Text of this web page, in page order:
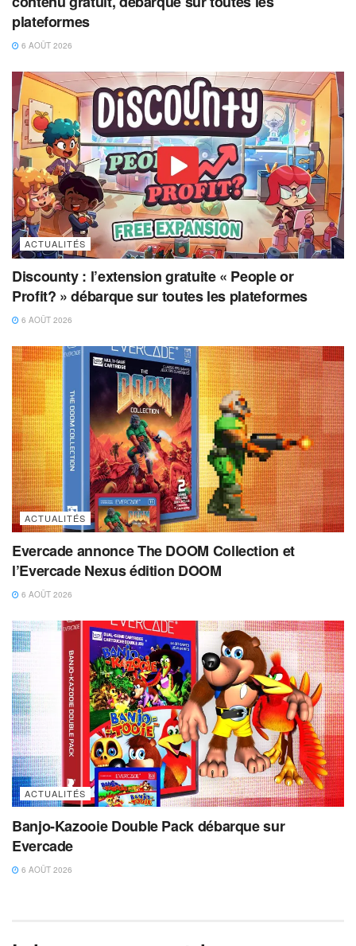
plateformes
6 AOÛT 2026
ACTUALITÉS
Discounty : l’extension gratuite « People or
Profit? » débarque sur toutes les plateformes
6 AOÛT 2026
ACTUALITÉS
Evercade annonce The DOOM Collection et
l’Evercade Nexus édition DOOM
6 AOÛT 2026
ACTUALITÉS
Banjo-Kazooie Double Pack débarque sur
Evercade
6 AOÛT 2026